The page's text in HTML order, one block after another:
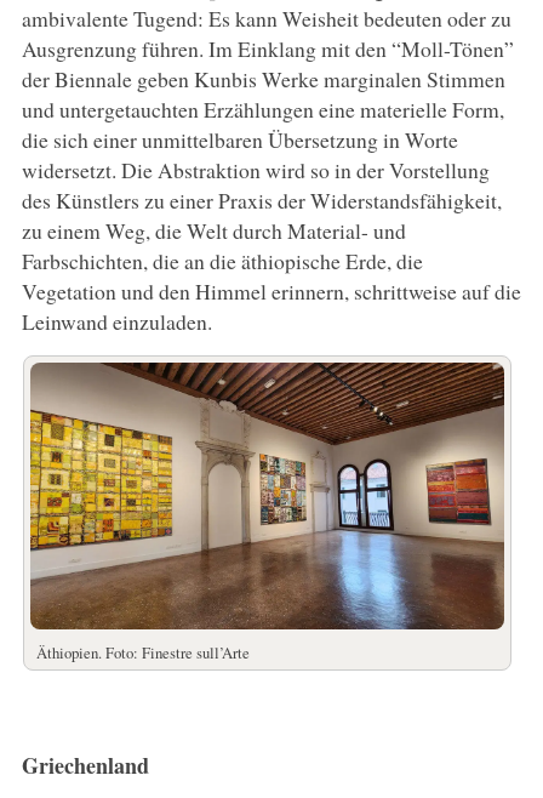
ambivalente Tugend: Es kann Weisheit bedeuten oder zu
Ausgrenzung führen. Im Einklang mit den “Moll-Tönen”
der Biennale geben Kunbis Werke marginalen Stimmen
und untergetauchten Erzählungen eine materielle Form,
die sich einer unmittelbaren Übersetzung in Worte
widersetzt. Die Abstraktion wird so in der Vorstellung
des Künstlers zu einer Praxis der Widerstandsfähigkeit,
zu einem Weg, die Welt durch Material- und
Farbschichten, die an die äthiopische Erde, die
Vegetation und den Himmel erinnern, schrittweise auf die
Leinwand einzuladen.
Äthiopien. Foto: Finestre sull’Arte
Griechenland